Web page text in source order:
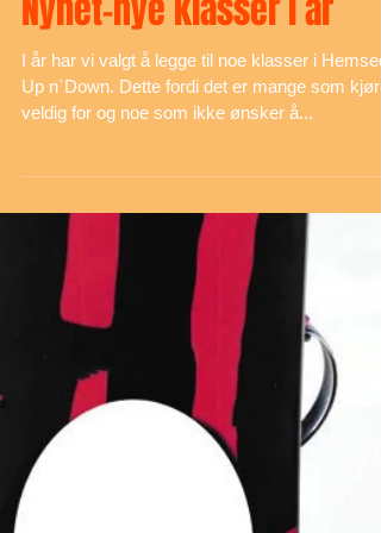
Nyhet-nye klasser i år
I år har vi valgt å legge til noe klasser i
Up n`Down. Dette fordi det er mange som